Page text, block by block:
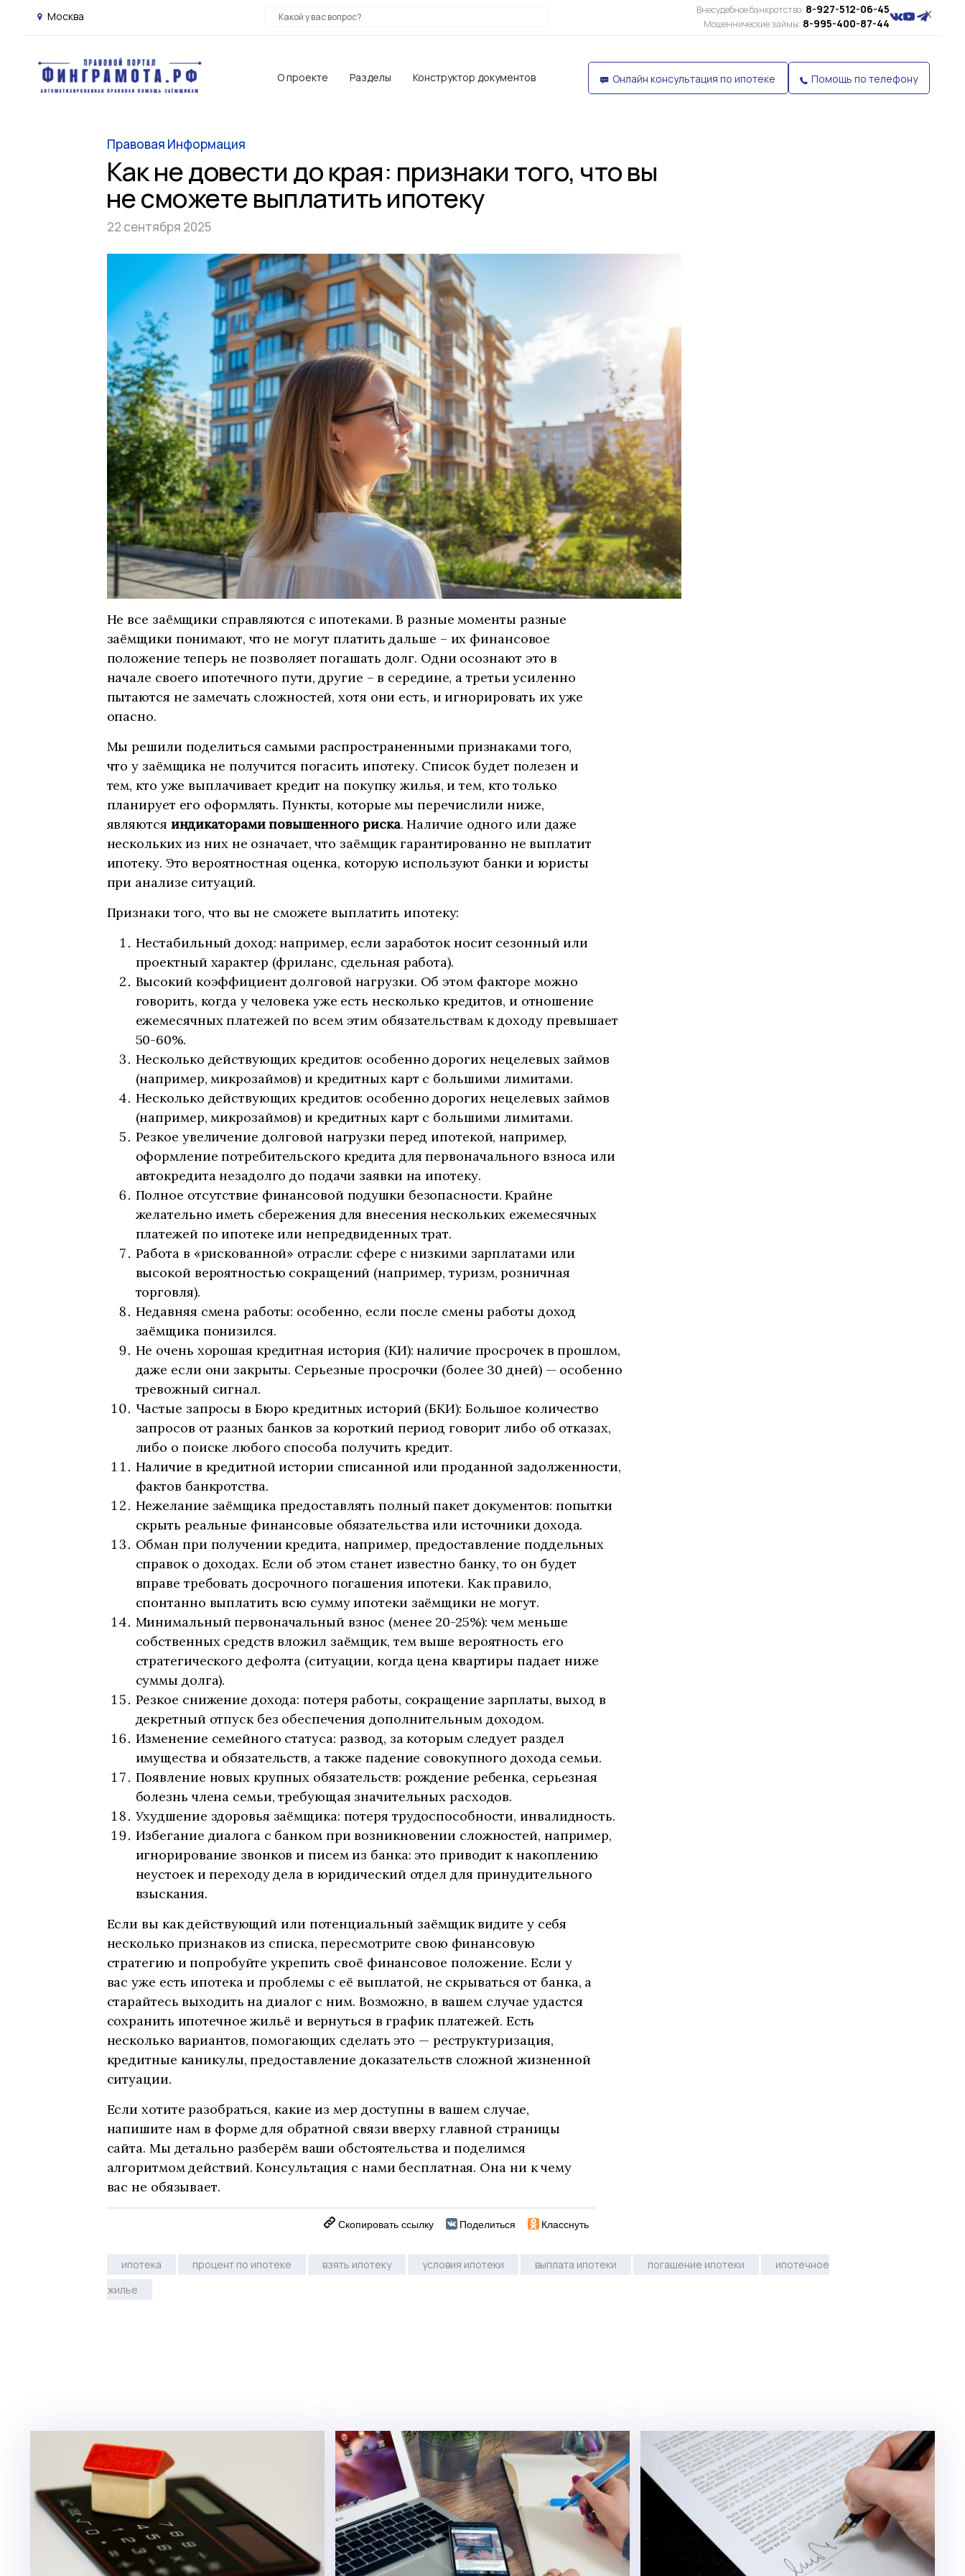
Москва X
Внесудебное банкротство: 8-927-512-06-45
Мошеннические займы: 8-995-400-87-44
О проекте Разделы Конструктор документов Онлайн консультация по ипотеке Помощь по телефону
Правовая Информация
Как не довести до края: признаки того, что вы
не сможете выплатить ипотеку
22 сентября 2025
Не все заёмщики справляются с ипотеками. В разные моменты разные
заёмщики понимают, что не могут платить дальше – их финансовое
положение теперь не позволяет погашать долг. Одни осознают это в
начале своего ипотечного пути, другие – в середине, а третьи усиленно
пытаются не замечать сложностей, хотя они есть, и игнорировать их уже
опасно.
Мы решили поделиться самыми распространенными признаками того,
что у заёмщика не получится погасить ипотеку. Список будет полезен и
тем, кто уже выплачивает кредит на покупку жилья, и тем, кто только
планирует его оформлять. Пункты, которые мы перечислили ниже,
являются индикаторами повышенного риска. Наличие одного или даже
нескольких из них не означает, что заёмщик гарантированно не выплатит
ипотеку. Это вероятностная оценка, которую используют банки и юристы
при анализе ситуаций.
Признаки того, что вы не сможете выплатить ипотеку:
Нестабильный доход: например, если заработок носит сезонный или
проектный характер (фриланс, сдельная работа).
Высокий коэффициент долговой нагрузки. Об этом факторе можно
говорить, когда у человека уже есть несколько кредитов, и отношение
ежемесячных платежей по всем этим обязательствам к доходу превышает
50-60%.
Несколько действующих кредитов: особенно дорогих нецелевых займов
(например, микрозаймов) и кредитных карт с большими лимитами.
Несколько действующих кредитов: особенно дорогих нецелевых займов
(например, микрозаймов) и кредитных карт с большими лимитами.
Резкое увеличение долговой нагрузки перед ипотекой, например,
оформление потребительского кредита для первоначального взноса или
автокредита незадолго до подачи заявки на ипотеку.
Полное отсутствие финансовой подушки безопасности. Крайне
желательно иметь сбережения для внесения нескольких ежемесячных
платежей по ипотеке или непредвиденных трат.
Работа в «рискованной» отрасли: сфере с низкими зарплатами или
высокой вероятностью сокращений (например, туризм, розничная
торговля).
Недавняя смена работы: особенно, если после смены работы доход
заёмщика понизился.
Не очень хорошая кредитная история (КИ): наличие просрочек в прошлом,
даже если они закрыты. Серьезные просрочки (более 30 дней) — особенно
тревожный сигнал.
Частые запросы в Бюро кредитных историй (БКИ): Большое количество
запросов от разных банков за короткий период говорит либо об отказах,
либо о поиске любого способа получить кредит.
Наличие в кредитной истории списанной или проданной задолженности,
фактов банкротства.
Нежелание заёмщика предоставлять полный пакет документов: попытки
скрыть реальные финансовые обязательства или источники дохода.
Обман при получении кредита, например, предоставление поддельных
справок о доходах. Если об этом станет известно банку, то он будет
вправе требовать досрочного погашения ипотеки. Как правило,
спонтанно выплатить всю сумму ипотеки заёмщики не могут.
Минимальный первоначальный взнос (менее 20-25%): чем меньше
собственных средств вложил заёмщик, тем выше вероятность его
стратегического дефолта (ситуации, когда цена квартиры падает ниже
суммы долга).
Резкое снижение дохода: потеря работы, сокращение зарплаты, выход в
декретный отпуск без обеспечения дополнительным доходом.
Изменение семейного статуса: развод, за которым следует раздел
имущества и обязательств, а также падение совокупного дохода семьи.
Появление новых крупных обязательств: рождение ребенка, серьезная
болезнь члена семьи, требующая значительных расходов.
Ухудшение здоровья заёмщика: потеря трудоспособности, инвалидность.
Избегание диалога с банком при возникновении сложностей, например,
игнорирование звонков и писем из банка: это приводит к накоплению
неустоек и переходу дела в юридический отдел для принудительного
взыскания.
Если вы как действующий или потенциальный заёмщик видите у себя
несколько признаков из списка, пересмотрите свою финансовую
стратегию и попробуйте укрепить своё финансовое положение. Если у
вас уже есть ипотека и проблемы с её выплатой, не скрываться от банка, а
старайтесь выходить на диалог с ним. Возможно, в вашем случае удастся
сохранить ипотечное жильё и вернуться в график платежей. Есть
несколько вариантов, помогающих сделать это — реструктуризация,
кредитные каникулы, предоставление доказательств сложной жизненной
ситуации.
Если хотите разобраться, какие из мер доступны в вашем случае,
напишите нам в форме для обратной связи вверху главной страницы
сайта. Мы детально разберём ваши обстоятельства и поделимся
алгоритмом действий. Консультация с нами бесплатная. Она ни к чему
вас не обязывает.
Скопировать ссылку Поделиться Класснуть
ипотека процент по ипотеке взять ипотеку условия ипотеки выплата ипотеки погашение ипотеки
ипотечное
жилье